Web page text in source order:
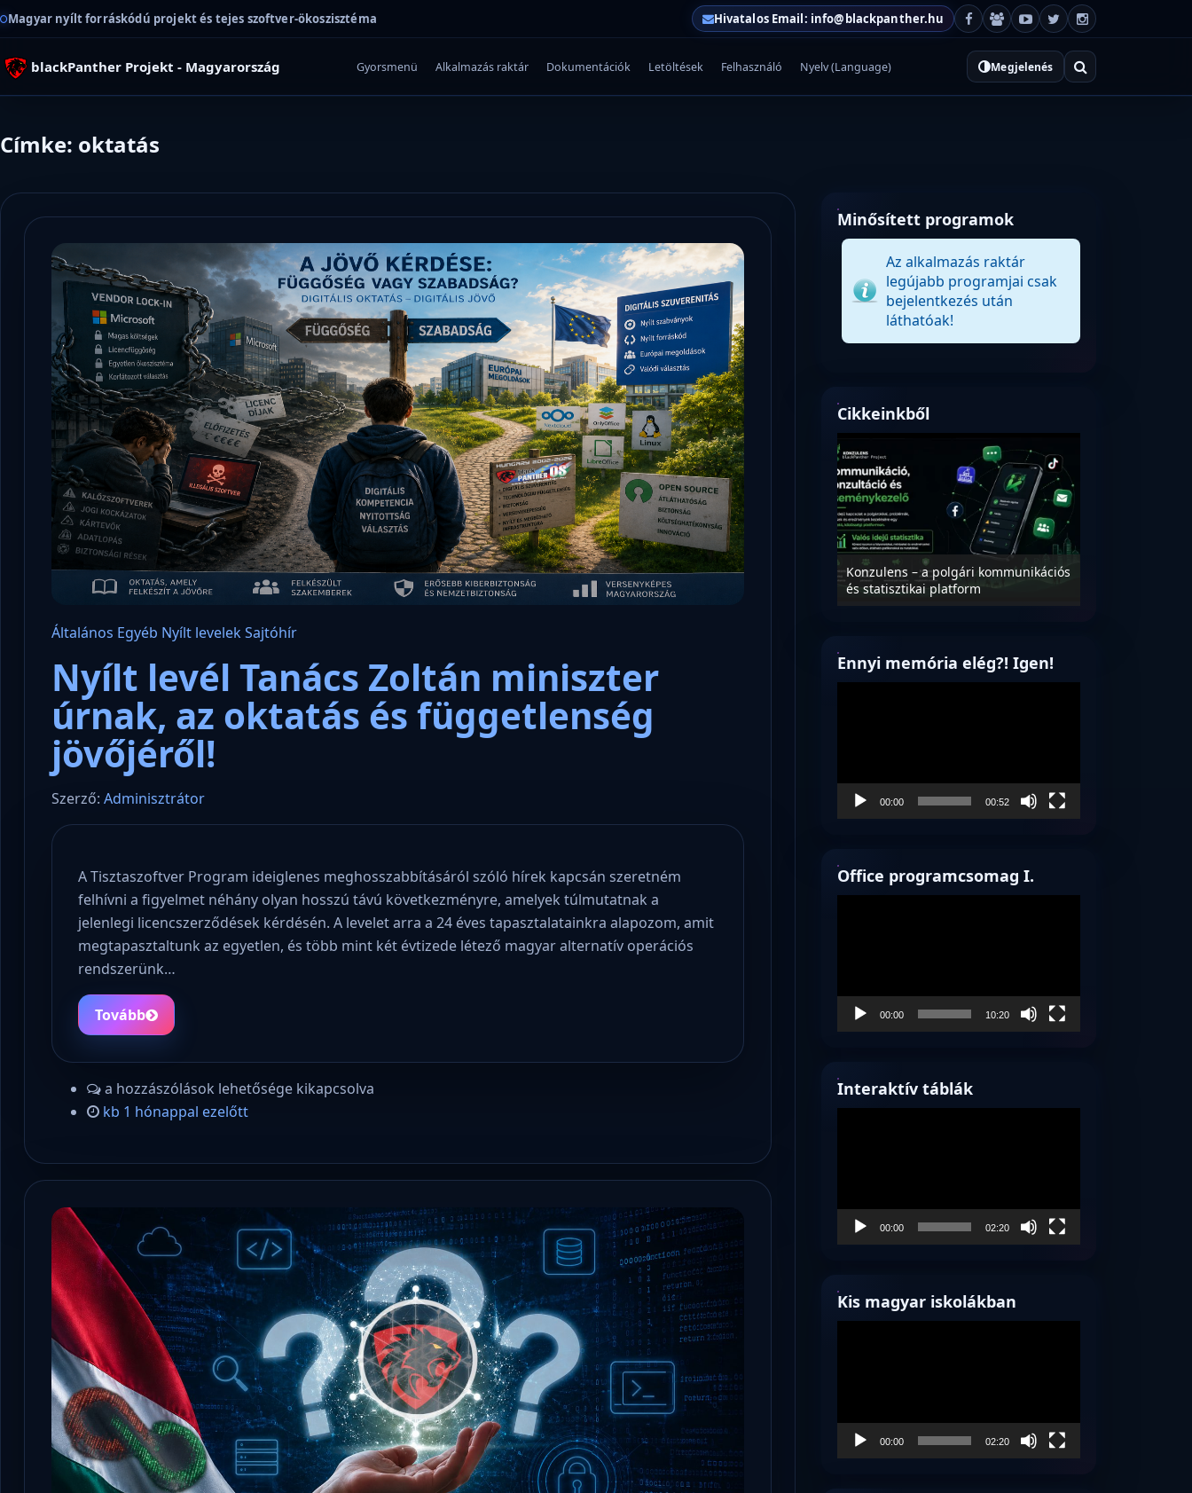
Magyar nyílt forráskódú projekt és tejes szoftver-ökoszisztéma Hivatalos Email: info@blackpanther.hu
blackPanther Projekt - Magyarország Gyorsmenü Alkalmazás raktár Dokumentációk Letöltések Felhasználó Nyelv (Language) Megjelenés
Címke: oktatás
Általános Egyéb Nyílt levelek Sajtóhír
Nyílt levél Tanács Zoltán miniszter
úrnak, az oktatás és függetlenség
jövőjéről!
Szerző: Adminisztrátor
A Tisztaszoftver Program ideiglenes meghosszabbításáról szóló hírek kapcsán szeretném
felhívni a figyelmet néhány olyan hosszú távú következményre, amelyek túlmutatnak a
jelenlegi licencszerződések kérdésén. A levelet arra a 24 éves tapasztalatainkra alapozom, amit
megtapasztaltunk az egyetlen, és több mint két évtizede létező magyar alternatív operációs
rendszerünk…
Tovább
a hozzászólások lehetősége kikapcsolva
kb 1 hónappal ezelőtt
Minősített programok
Az alkalmazás raktár
legújabb programjai csak
bejelentkezés után
láthatóak!
Cikkeinkből
Microsoft odaadta a kulcsokat a
hatóságoknak, hogy visszafejthessék
az adatokat.
Konzulens – a polgári kommunikációs
és statisztikai platform
Ennyi memória elég?! Igen!
00:00 00:52
Office programcsomag I.
00:00 10:20
Interaktív táblák
00:00 02:20
Kis magyar iskolákban
00:00 02:20